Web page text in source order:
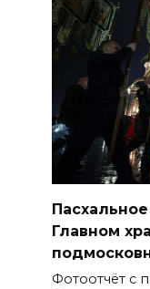
Главном
Фотоотчёт с